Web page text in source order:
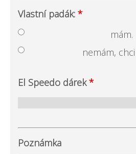
Vlastní padák: *
mám.
nemám,
El Speedo dárek*
Poznámka